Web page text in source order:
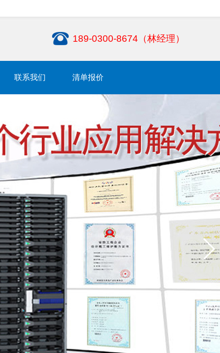
189-0300-8674（林经理）
联系我们 清单报价